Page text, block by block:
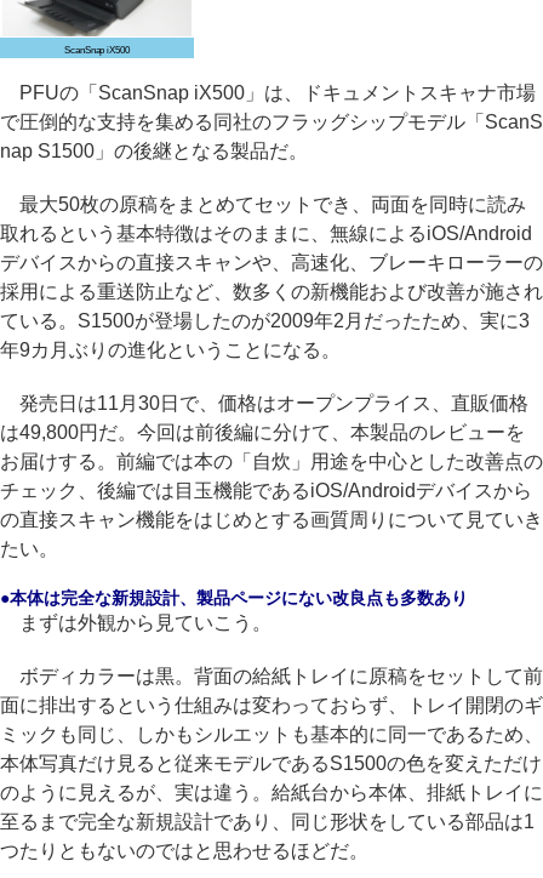
ScanSnap iX500
PFUの「ScanSnap iX500」は、ドキュメントスキャナ市場
で圧倒的な支持を集める同社のフラッグシップモデル「ScanS
nap S1500」の後継となる製品だ。
最大50枚の原稿をまとめてセットでき、両面を同時に読み
取れるという基本特徴はそのままに、無線によるiOS/Android
デバイスからの直接スキャンや、高速化、ブレーキローラーの
採用による重送防止など、数多くの新機能および改善が施され
ている。S1500が登場したのが2009年2月だったため、実に3
年9カ月ぶりの進化ということになる。
発売日は11月30日で、価格はオープンプライス、直販価格
は49,800円だ。今回は前後編に分けて、本製品のレビューを
お届けする。前編では本の「自炊」用途を中心とした改善点の
チェック、後編では目玉機能であるiOS/Androidデバイスから
の直接スキャン機能をはじめとする画質周りについて見ていき
たい。
●本体は完全な新規設計、製品ページにない改良点も多数あり
まずは外観から見ていこう。
ボディカラーは黒。背面の給紙トレイに原稿をセットして前
面に排出するという仕組みは変わっておらず、トレイ開閉のギ
ミックも同じ、しかもシルエットも基本的に同一であるため、
本体写真だけ見ると従来モデルであるS1500の色を変えただけ
のように見えるが、実は違う。給紙台から本体、排紙トレイに
至るまで完全な新規設計であり、同じ形状をしている部品は1
つたりともないのではと思わせるほどだ。